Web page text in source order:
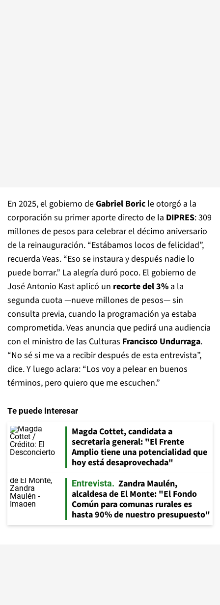
En 2025, el gobierno deGabriel Boric le otorgó a la
corporación su primer aporte directo de la DIPRES: 309
millones de pesos para celebrar el décimo aniversario
de la reinauguración. “Estábamos locos de felicidad”,
recuerda Veas. “Eso se instaura y después nadie lo
puede borrar.” La alegría duró poco. El gobierno de
José Antonio Kast aplicó un recorte del 3% a la
segunda cuota —nueve millones de pesos— sin
consulta previa, cuando la programación ya estaba
comprometida. Veas anuncia que pedirá una audiencia
con el ministro de las Culturas Francisco Undurraga.
“No sé si me va a recibir después de esta entrevista”,
dice. Y luego aclara: “Los voy a pelear en buenos
términos, pero quiero que me escuchen.”
Te puede interesar
Magda Cottet, candidata a
secretaria general: "El Frente
Amplio tiene una potencialidad que
hoy está desaprovechada"
Entrevista
Zandra Maulén,
alcaldesa de El Monte: "El Fondo
Común para comunas rurales es
hasta 90% de nuestro presupuesto"